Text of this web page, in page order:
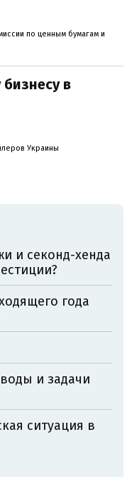
по ценным бумагам и
в
Украины
и секонд-хенда
года
и задачи
ситуация в